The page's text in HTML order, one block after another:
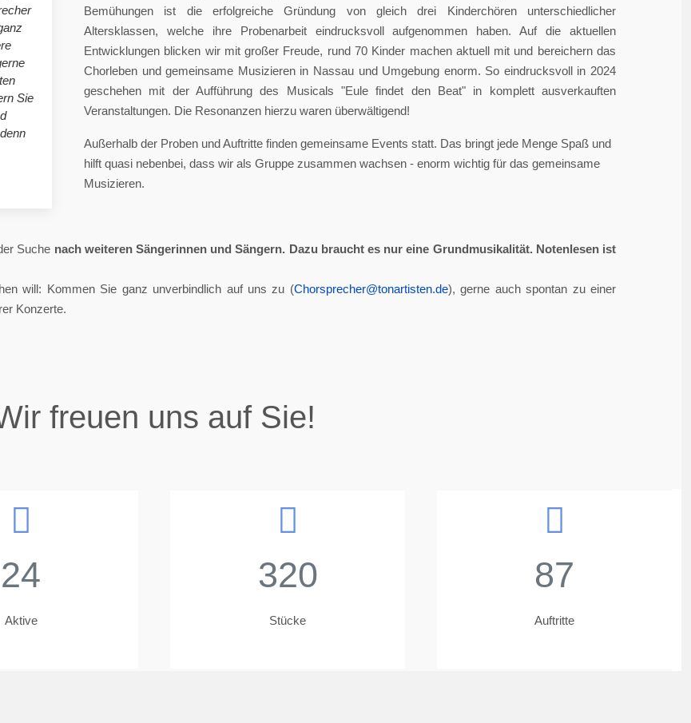
Sie
Bemühungen ist die erfolgreiche Gründung von gleich drei Kinderchören unterschiedlicher
Altersklassen, welche ihre Probenarbeit eindrucksvoll aufgenommen haben. Auf die aktuellen
Entwicklungen blicken wir mit großer Freude, rund 70 Kinder machen aktuell mit und bereichern das
Chorleben und gemeinsame Musizieren in Nassau und Umgebung enorm. So eindrucksvoll in 2024
geschehen mit der Aufführung des Musicals "Eule findet den Beat" in komplett ausverkauften
Veranstaltungen. Die Resonanzen hierzu waren überwältigend!
Außerhalb der Proben und Auftritte finden gemeinsame Events statt. Das bringt jede Menge Spaß und
hilft quasi nebenbei, dass wir als Gruppe zusammen wachsen - enorm wichtig für das gemeinsame
Musizieren.
Suche nach weiteren Sängerinnen und Sängern. Dazu braucht es nur eine Grundmusikalität. Notenlesen ist
will: Kommen Sie ganz unverbindlich auf uns zu (Chorsprecher@tonartisten.de), gerne auch spontan zu einer
Konzerte.
freuen uns auf Sie!
24
Aktive
320
Stücke
87
Auftritte